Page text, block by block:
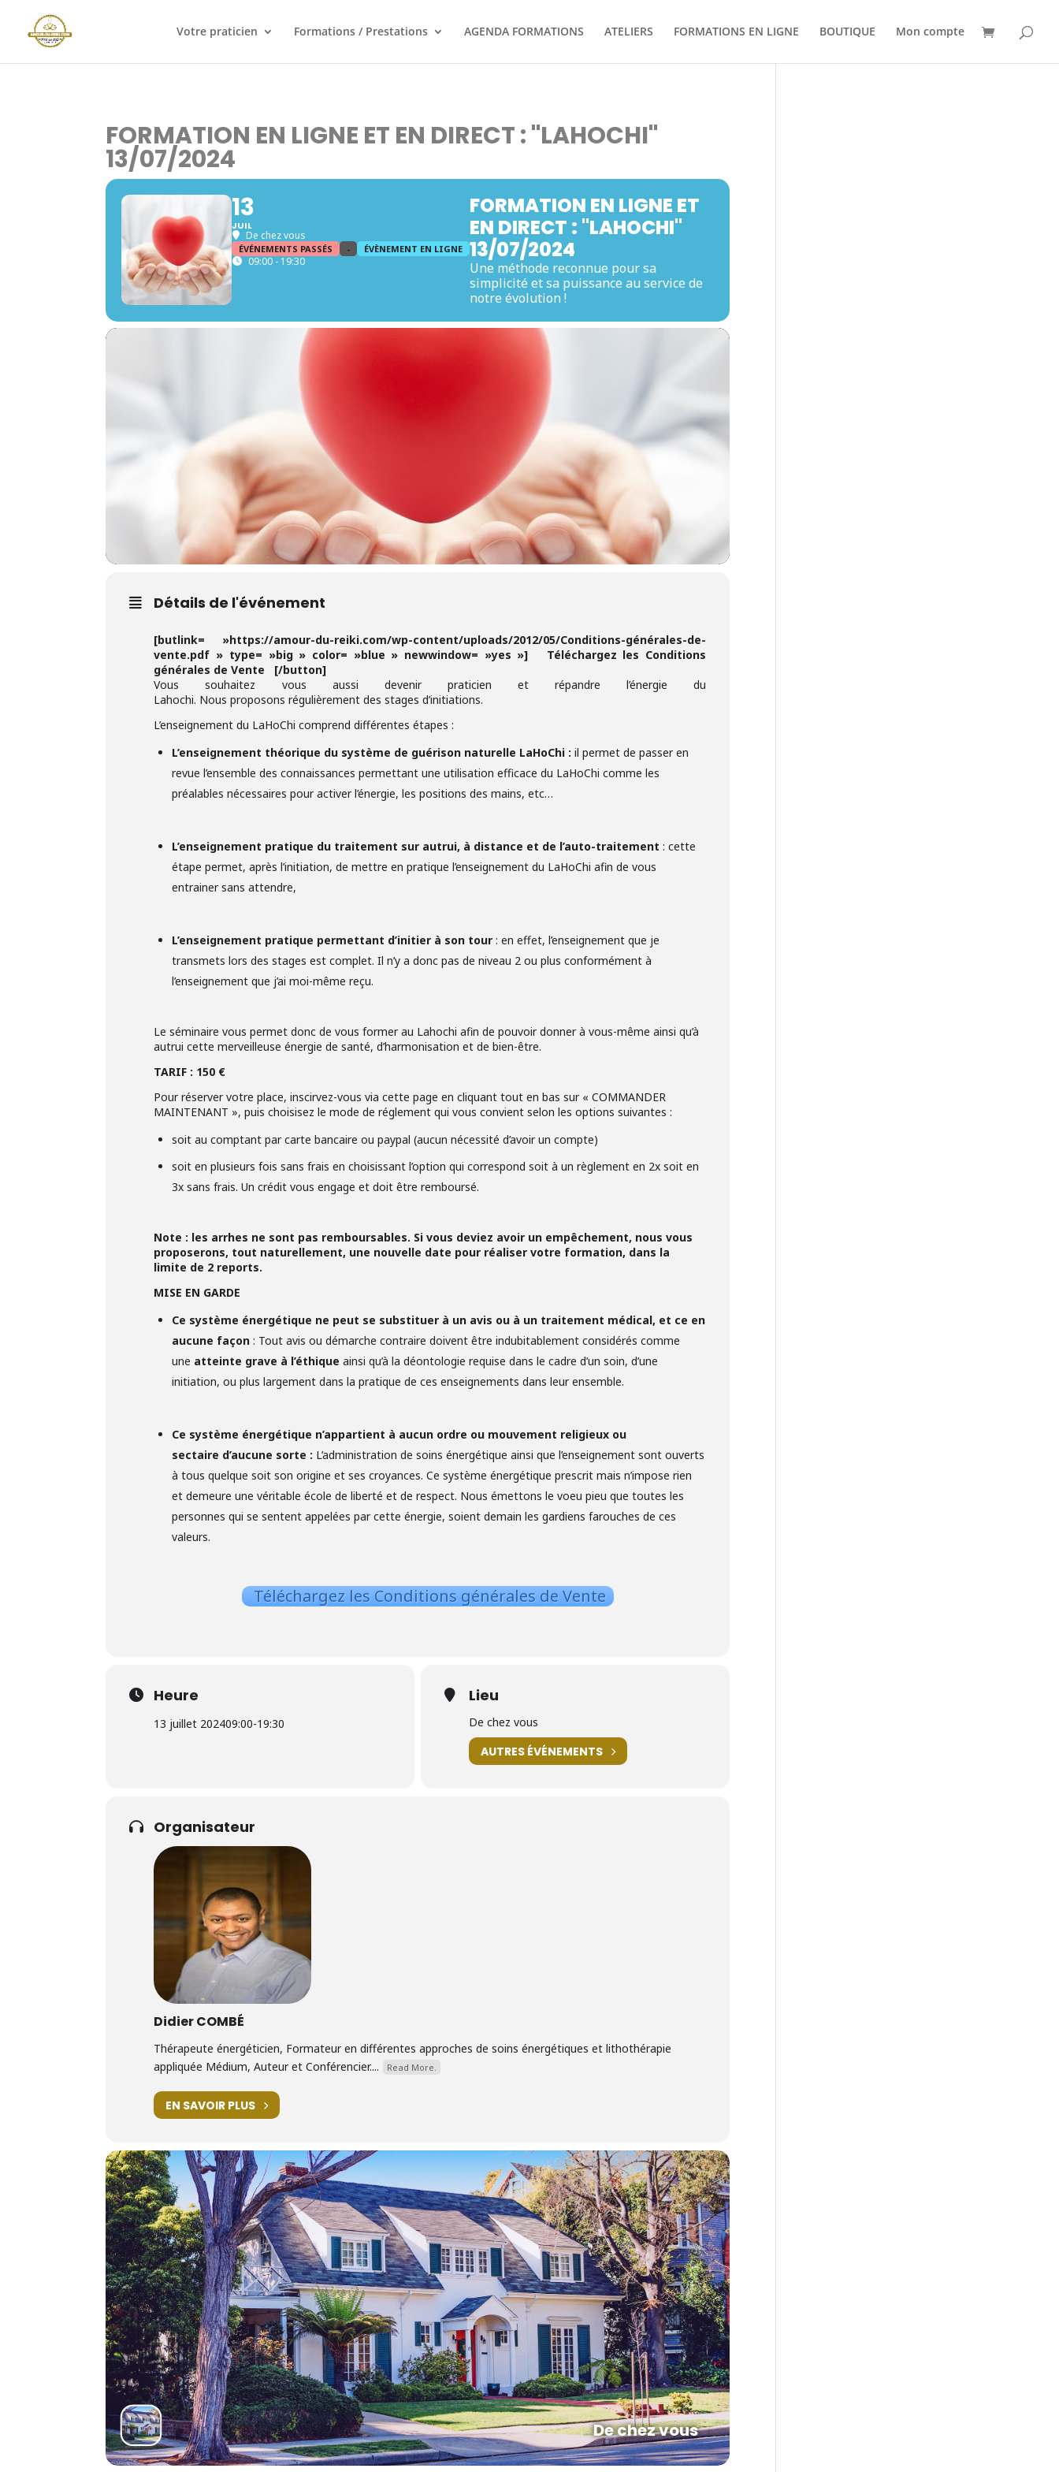
Votre praticien Formations / Prestations AGENDA FORMATIONS ATELIERS FORMATIONS EN LIGNE BOUTIQUE Mon compte
FORMATION EN LIGNE ET EN DIRECT : "LAHOCHI"
13/07/2024
13
JUIL
De chez vous
ÉVÉNEMENTS PASSÉS - ÉVÈNEMENT EN LIGNE
09:00 - 19:30
FORMATION EN LIGNE ET
EN DIRECT : "LAHOCHI"
13/07/2024
Une méthode reconnue pour sa
simplicité et sa puissance au service de
notre évolution !
Détails de l'événement
[butlink= »https://amour-du-reiki.com/wp-content/uploads/2012/05/Conditions-générales-de-
vente.pdf » type= »big » color= »blue » newwindow= »yes »] Téléchargez les Conditions
générales de Vente [/button]
Vous souhaitez vous aussi devenir praticien et répandre l’énergie du
Lahochi. Nous proposons régulièrement des stages d’initiations.
L’enseignement du LaHoChi comprend différentes étapes :
L’enseignement théorique du système de guérison naturelle LaHoChi :il permet de passer en
revue l’ensemble des connaissances permettant une utilisation efficace du LaHoChi comme les
préalables nécessaires pour activer l’énergie, les positions des mains, etc…
L’enseignement pratique du traitement sur autrui, à distance et de l’auto-traitement : cette
étape permet, après l’initiation, de mettre en pratique l’enseignement du LaHoChi afin de vous
entrainer sans attendre,
L’enseignement pratique permettant d’initier à son tour: en effet, l’enseignement que je
transmets lors des stages est complet. Il n’y a donc pas de niveau 2 ou plus conformément à
l’enseignement que j’ai moi-même reçu.
Le séminaire vous permet donc de vous former au Lahochi afin de pouvoir donner à vous-même ainsi qu’à
autrui cette merveilleuse énergie de santé, d’harmonisation et de bien-être.
TARIF : 150 €
Pour réserver votre place, inscirvez-vous via cette page en cliquant tout en bas sur « COMMANDER
MAINTENANT », puis choisisez le mode de réglement qui vous convient selon les options suivantes :
soit au comptant par carte bancaire ou paypal (aucun nécessité d’avoir un compte)
soit en plusieurs fois sans frais en choisissant l’option qui correspond soit à un règlement en 2x soit en
3x sans frais. Un crédit vous engage et doit être remboursé.
Note : les arrhes ne sont pas remboursables. Si vous deviez avoir un empêchement, nous vous
proposerons, tout naturellement, une nouvelle date pour réaliser votre formation, dans la
limite de 2 reports.
MISE EN GARDE
Ce système énergétique ne peut se substituer à un avis ou à un traitement médical, et ce en
aucune façon : Tout avis ou démarche contraire doivent être indubitablement considérés comme
une atteinte grave à l’éthique ainsi qu’à la déontologie requise dans le cadre d’un soin, d’une
initiation, ou plus largement dans la pratique de ces enseignements dans leur ensemble.
Ce système énergétique n’appartient à aucun ordre ou mouvement religieux ou
sectaire d’aucune sorte : L’administration de soins énergétique ainsi que l’enseignement sont ouverts
à tous quelque soit son origine et ses croyances. Ce système énergétique prescrit mais n’impose rien
et demeure une véritable école de liberté et de respect. Nous émettons le voeu pieu que toutes les
personnes qui se sentent appelées par cette énergie, soient demain les gardiens farouches de ces
valeurs.
Téléchargez les Conditions générales de Vente
Heure
13 juillet 202409:00-19:30
Lieu
De chez vous
AUTRES ÉVÉNEMENTS
Organisateur
Didier COMBÉ
Thérapeute énergéticien, Formateur en différentes approches de soins énergétiques et lithothérapie
appliquée Médium, Auteur et Conférencier....
Read More.
EN SAVOIR PLUS
De chez vous